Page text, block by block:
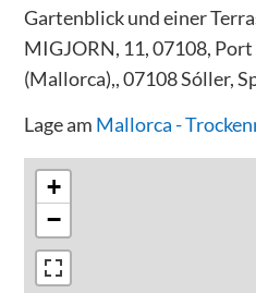
Gartenblick und einer
MIGJORN, 11, 07108, Port
(Mallorca),, 07108 Sóller,
Lage am Mallorca -
+
−